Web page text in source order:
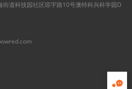
街道科技园社区琼宇路10号澳特科兴科学园D
